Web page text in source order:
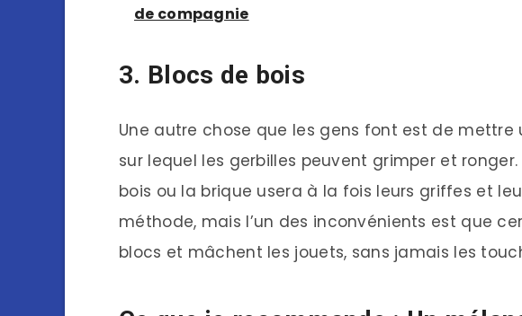
de compagnie
3. Blocs de bois
Une autre chose que les gens font est de mettre
sur lequel les gerbilles peuvent grimper et
bois ou la brique usera à la fois leurs griffes et
méthode, mais l’un des inconvénients est que
blocs et mâchent les jouets, sans jamais les